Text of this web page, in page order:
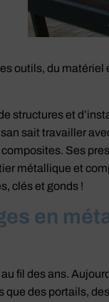
outils, du matériel
structures et
sait travailler
Ses
métallique et
clés et gonds !
en
fil des ans.
des portails,